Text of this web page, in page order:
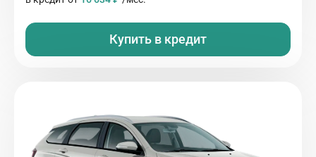
Купить в кредит